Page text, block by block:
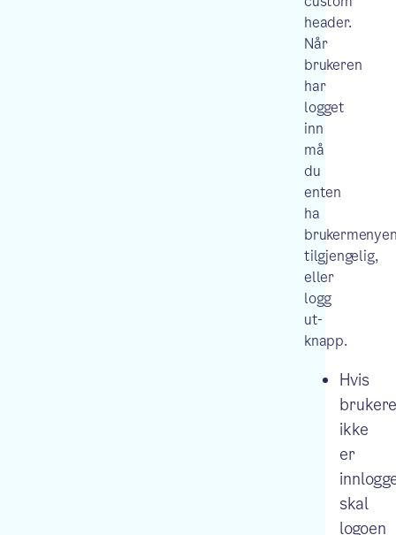
header.
Når
brukeren
har
logget
inn
må
du
enten
ha
tilgjengelig,
eller
logg
ut-
knapp.
Hvis
ikke
er
skal
logoen